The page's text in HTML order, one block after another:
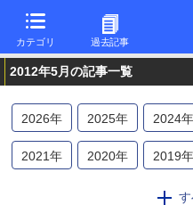
カテゴリ 過去記事
2012年5月の記事一覧
2026年 2025年 2024年
2021年 2020年 2019年
2014年